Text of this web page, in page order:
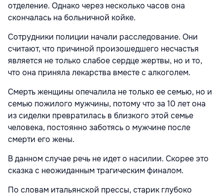
отделение. Однако через несколько часов она
скончалась на больничной койке.
Сотрудники полиции начали расследование. Они
считают, что причиной произошедшего несчастья
является не только слабое сердце жертвы, но и то,
что она приняла лекарства вместе с алкоголем.
Смерть женщины опечалила не только ее семью, но и
семью пожилого мужчины, потому что за 10 лет она
из сиделки превратилась в близкого этой семье
человека, постоянно заботясь о мужчине после
смерти его жены.
В данном случае речь не идет о насилии. Скорее это
сказка с неожиданным трагическим финалом.
По словам итальянской прессы, старик глубоко